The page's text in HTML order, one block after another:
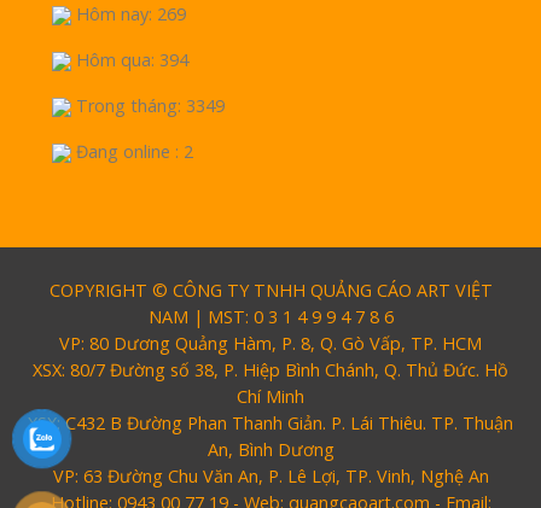
Hôm nay: 269
Hôm qua: 394
Trong tháng: 3349
Đang online : 2
COPYRIGHT © CÔNG TY TNHH QUẢNG CÁO ART VIỆT
NAM | MST: 0 3 1 4 9 9 4 7 8 6
VP: 80 Dương Quảng Hàm, P. 8, Q. Gò Vấp, TP. HCM
XSX: 80/7 Đường số 38, P. Hiệp Bình Chánh, Q. Thủ Đức. Hồ
Chí Minh
XSX: C432 B Đường Phan Thanh Giản. P. Lái Thiêu. TP. Thuận
An, Bình Dương
VP: 63 Đường Chu Văn An, P. Lê Lợi, TP. Vinh, Nghệ An
Hotline: 0943 00 77 19 - Web: quangcaoart.com - Email: